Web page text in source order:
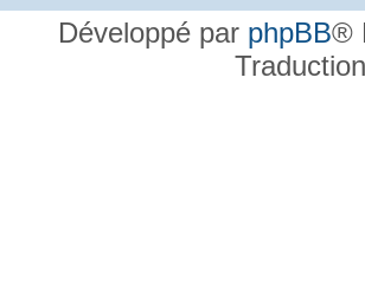
Développé par phpBB®